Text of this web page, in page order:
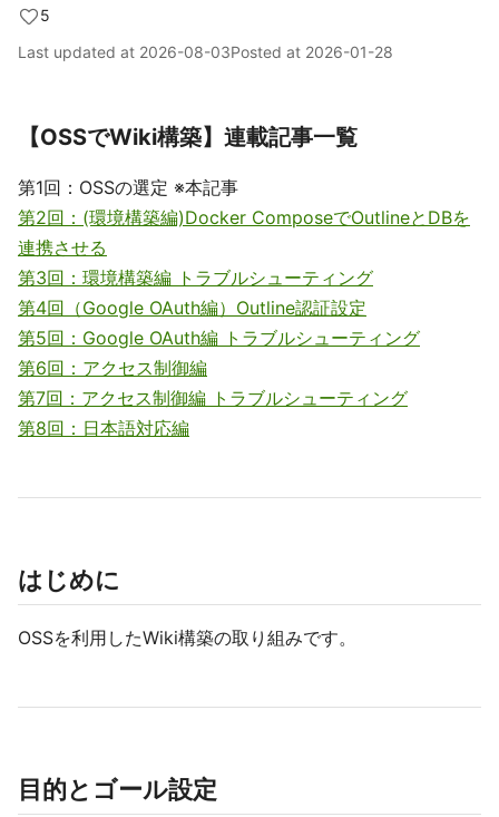
5
Last updated at 2026-08-03Posted at 2026-01-28
【OSSでWiki構築】連載記事一覧
第1回：OSSの選定 ※本記事
第2回：(環境構築編)Docker ComposeでOutlineとDBを
連携させる
第3回：環境構築編 トラブルシューティング
第4回（Google OAuth編）Outline認証設定
第5回：Google OAuth編 トラブルシューティング
第6回：アクセス制御編
第7回：アクセス制御編 トラブルシューティング
第8回：日本語対応編
はじめに
OSSを利用したWiki構築の取り組みです。
目的とゴール設定